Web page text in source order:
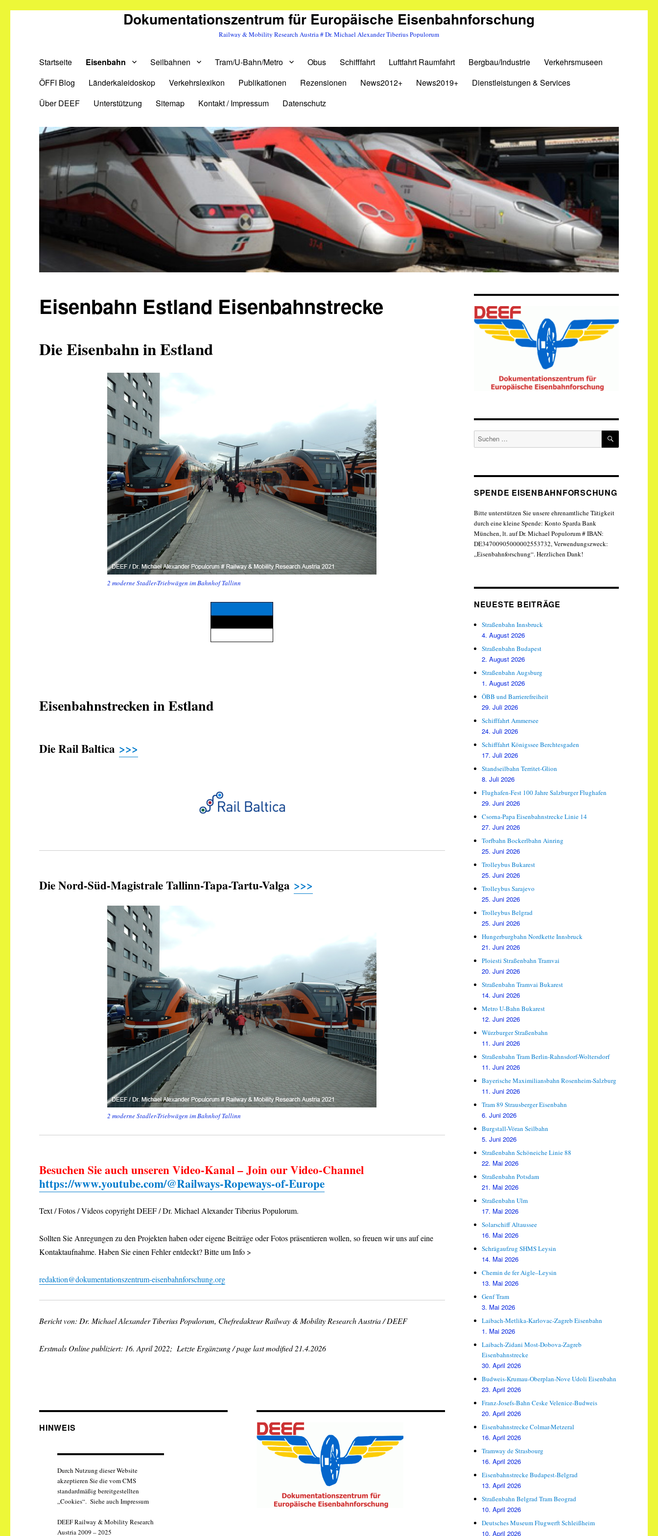
Dokumentationszentrum für Europäische Eisenbahnforschung
Railway & Mobility Research Austria # Dr. Michael Alexander Tiberius Populorum
Startseite Eisenbahn Seilbahnen Tram/U-Bahn/Metro Obus Schifffahrt Luftfahrt Raumfahrt Bergbau/Industrie
Verkehrsmuseen
ÖFFI Blog
Länderkaleidoskop Verkehrslexikon Publikationen Rezensionen News2012+ News2019+
Dienstleistungen & Services
Über DEEF
Unterstützung Sitemap Kontakt / Impressum Datenschutz
Eisenbahn Estland Eisenbahnstrecke
Die Eisenbahn in Estland
2 moderne Stadler-Triebwägen im Bahnhof Tallinn
Eisenbahnstrecken in Estland
Die Rail Baltica >>>
Die Nord-Süd-Magistrale Tallinn-Tapa-Tartu-Valga >>>
2 moderne Stadler-Triebwägen im Bahnhof Tallinn
Besuchen Sie auch unseren Video-Kanal – Join our Video-Channel
https://www.youtube.com/@Railways-Ropeways-of-Europe
Text / Fotos / Videos copyright DEEF / Dr. Michael Alexander Tiberius Populorum.
Sollten Sie Anregungen zu den Projekten haben oder eigene Beiträge oder Fotos präsentieren wollen, so freuen wir uns auf eine
Kontaktaufnahme. Haben Sie einen Fehler entdeckt? Bitte um Info >
redaktion@dokumentationszentrum-eisenbahnforschung.org
Bericht von: Dr. Michael Alexander Tiberius Populorum, Chefredakteur Railway & Mobility Research Austria / DEEF
Erstmals Online publiziert: 16. April 2022; Letzte Ergänzung / page last modified 21.4.2026
HINWEIS
Durch Nutzung dieser Website
akzeptieren Sie die vom CMS
standardmäßig bereitgestellten
„Cookies“. Siehe auch Impressum
DEEF Railway & Mobility Research
Austria 2009 – 2025
Suche
SUCHEN
SPENDE EISENBAHNFORSCHUNG
Bitte unterstützen Sie unsere ehrenamtliche Tätigkeit
durch eine kleine Spende: Konto Sparda Bank
München, lt. auf Dr. Michael Populorum # IBAN:
DE34700905000002553732, Verwendungszweck:
„Eisenbahnforschung“. Herzlichen Dank!
NEUESTE BEITRÄGE
Straßenbahn Innsbruck
4. August 2026
Straßenbahn Budapest
2. August 2026
Straßenbahn Augsburg
1. August 2026
ÖBB und Barrierefreiheit
29. Juli 2026
Schifffahrt Ammersee
24. Juli 2026
Schifffahrt Königssee Berchtesgaden
17. Juli 2026
Standseilbahn Territet-Glion
8. Juli 2026
Flughafen-Fest 100 Jahre Salzburger Flughafen
29. Juni 2026
Csorna-Papa Eisenbahnstrecke Linie 14
27. Juni 2026
Torfbahn Bockerlbahn Ainring
25. Juni 2026
Trolleybus Bukarest
25. Juni 2026
Trolleybus Sarajevo
25. Juni 2026
Trolleybus Belgrad
25. Juni 2026
Hungerburgbahn Nordkette Innsbruck
21. Juni 2026
Ploiesti Straßenbahn Tramvai
20. Juni 2026
Straßenbahn Tramvai Bukarest
14. Juni 2026
Metro U-Bahn Bukarest
12. Juni 2026
Würzburger Straßenbahn
11. Juni 2026
Straßenbahn Tram Berlin-Rahnsdorf-Woltersdorf
11. Juni 2026
Bayerische Maximiliansbahn Rosenheim-Salzburg
11. Juni 2026
Tram 89 Strausberger Eisenbahn
6. Juni 2026
Burgstall-Vöran Seilbahn
5. Juni 2026
Straßenbahn Schöneiche Linie 88
22. Mai 2026
Straßenbahn Potsdam
21. Mai 2026
Straßenbahn Ulm
17. Mai 2026
Solarschiff Altaussee
16. Mai 2026
Schrägaufzug SHMS Leysin
14. Mai 2026
Chemin de fer Aigle–Leysin
13. Mai 2026
Genf Tram
3. Mai 2026
Laibach-Metlika-Karlovac-Zagreb Eisenbahn
1. Mai 2026
Laibach-Zidani Most-Dobova-Zagreb
Eisenbahnstrecke
30. April 2026
Budweis-Krumau-Oberplan-Nove Udoli Eisenbahn
23. April 2026
Franz-Josefs-Bahn Ceske Velenice-Budweis
20. April 2026
Eisenbahnstrecke Colmar-Metzeral
16. April 2026
Tramway de Strasbourg
16. April 2026
Eisenbahnstrecke Budapest-Belgrad
13. April 2026
Straßenbahn Belgrad Tram Beograd
10. April 2026
Deutsches Museum Flugwerft Schleißheim
10. April 2026